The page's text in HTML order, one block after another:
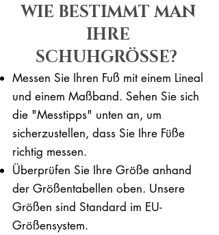
WIE BESTIMMT MAN
IHRE
SCHUHGRÖSSE?
Messen Sie Ihren Fuß mit einem Lineal
und einem Maßband. Sehen Sie sich
die "Messtipps" unten an, um
sicherzustellen, dass Sie Ihre Füße
richtig messen. ​​
Überprüfen Sie Ihre Größe anhand
der Größentabellen oben. Unsere
Größen sind Standard im EU-
Größensystem.